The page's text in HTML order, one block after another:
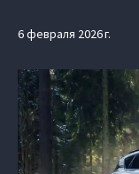
6 февраля 2026 г.